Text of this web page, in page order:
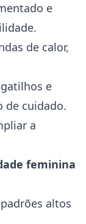
e
de calor,
e
de cuidado.
a
feminina
altos